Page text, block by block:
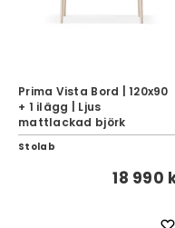
Prima Vista Bord | 120x90
+ 1 ilägg | Ljus
mattlackad björk
Stolab
18 990